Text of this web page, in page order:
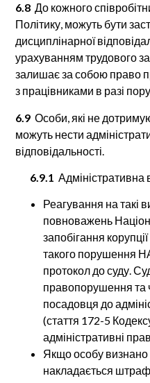
6.8 До кожного
Політику, можуть бути
дисциплінарної
урахуванням трудового
залишає за собою право
з працівниками в разі
6.9 Особи, які не
можуть нести
відповідальності.
6.9.1 Адміністративна
Реагування на такі
повноважень
запобігання
такого порушення
протокол до суду.
правопорушення та
посадовця до
(стаття 172-5
адміністративні
Якщо особу визнано
накладається штраф